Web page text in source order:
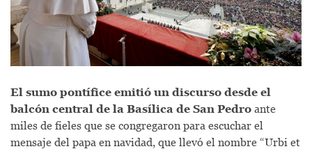
El sumo pontífice emitió un discurso desde el
balcón central de la Basílica de San Pedro ante
miles de fieles que se congregaron para escuchar el
mensaje del papa en navidad, que llevó el nombre “Urbi et